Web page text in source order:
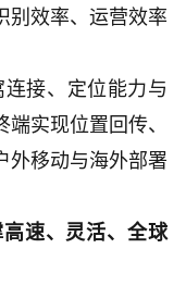
别效率、运营效率
接、定位能力与
实现位置回传、
外移动与海外部署
速、灵活、全球